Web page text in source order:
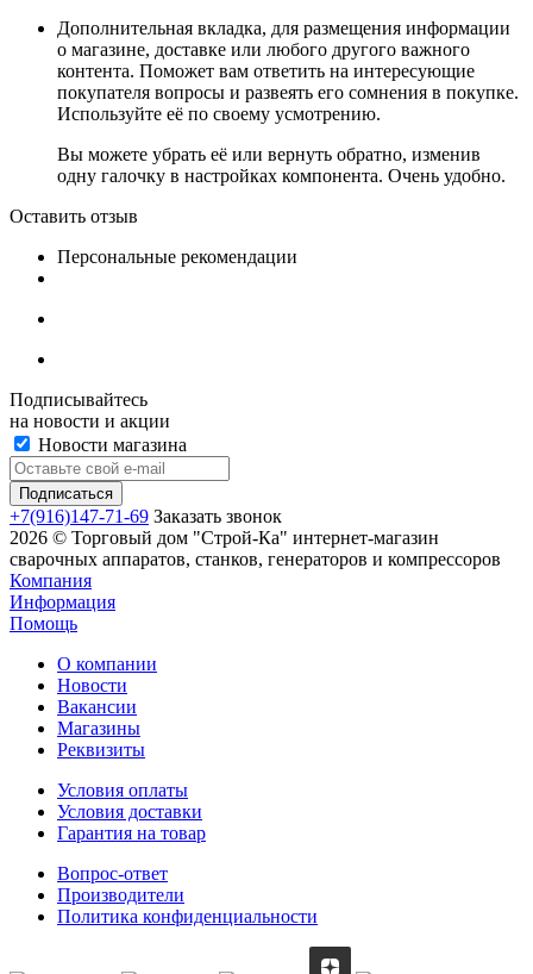
Дополнительная вкладка, для размещения информации
о магазине, доставке или любого другого важного
контента. Поможет вам ответить на интересующие
покупателя вопросы и развеять его сомнения в покупке.
Используйте её по своему усмотрению.
Вы можете убрать её или вернуть обратно, изменив
одну галочку в настройках компонента. Очень удобно.
Оставить отзыв
Персональные рекомендации
Подписывайтесь
на новости и акции
Новости магазина
+7(916)147-71-69 Заказать звонок
2026 © Торговый дом "Строй-Ка" интернет-магазин
сварочных аппаратов, станков, генераторов и компрессоров
Компания
Информация
Помощь
О компании
Новости
Вакансии
Магазины
Реквизиты
Условия оплаты
Условия доставки
Гарантия на товар
Вопрос-ответ
Производители
Политика конфиденциальности